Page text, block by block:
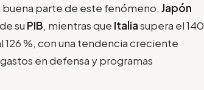
parte de este fenómeno. Japón
su PIB, mientras que Italiasupera el 140
126 %, con una tendencia creciente
en defensa y programas